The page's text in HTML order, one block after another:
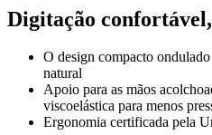
Digitação
O design compacto
natural
Apoio para as mãos
viscoelástica para menos
Ergonomia certificada pela